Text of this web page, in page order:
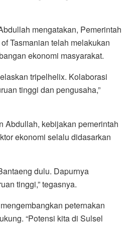
mengatakan, Pemerintah
Tasmanian telah melakukan
ekonomi masyarakat.
tripelhelix. Kolaborasi
tinggi dan pengusaha,”
Abdullah, kebijakan pemerintah
ekonomi selalu didasarkan
dulu. Dapurnya
tinggi,” tegasnya.
peternakan
“Potensi kita di Sulsel